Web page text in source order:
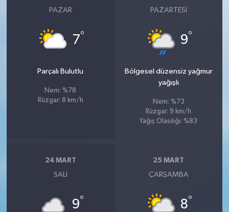
PAZAR
7°
Parçalı Bulutlu
Nem: %78
Rüzgar: 8 km/h
PAZARTESI
9°
Bölgesel düzensiz yağmur
yağışlı
Nem: %73
Rüzgar: 9 km/h
Yağış Olasılığı: %83
24 MART
SALI
9°
25 MART
ÇARŞAMBA
8°